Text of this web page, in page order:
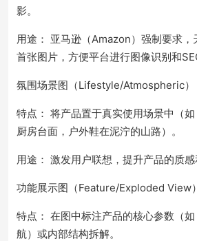
影。
用途： 亚马逊（Amazon）强制要求，
首张图片，方便平台进行图像识别和
氛围场景图（Lifestyle/Atmospheric）
特点： 将产品置于真实使用场景中（
厨房台面，户外鞋在泥泞的山路）。
用途： 激发用户联想，提升产品的质感
功能展示图（Feature/Exploded View
特点： 在图中标注产品的核心参数（
航）或内部结构拆解。